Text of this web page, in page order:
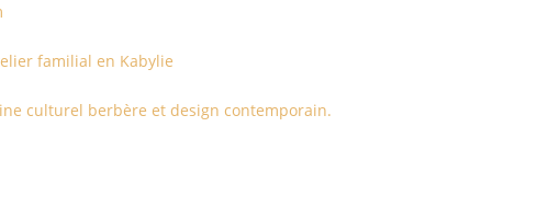
familial en Kabylie
culturel berbère et design contemporain.